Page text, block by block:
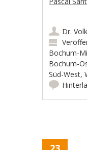
Dr.
Bochum-
Bochum-
Süd-West,